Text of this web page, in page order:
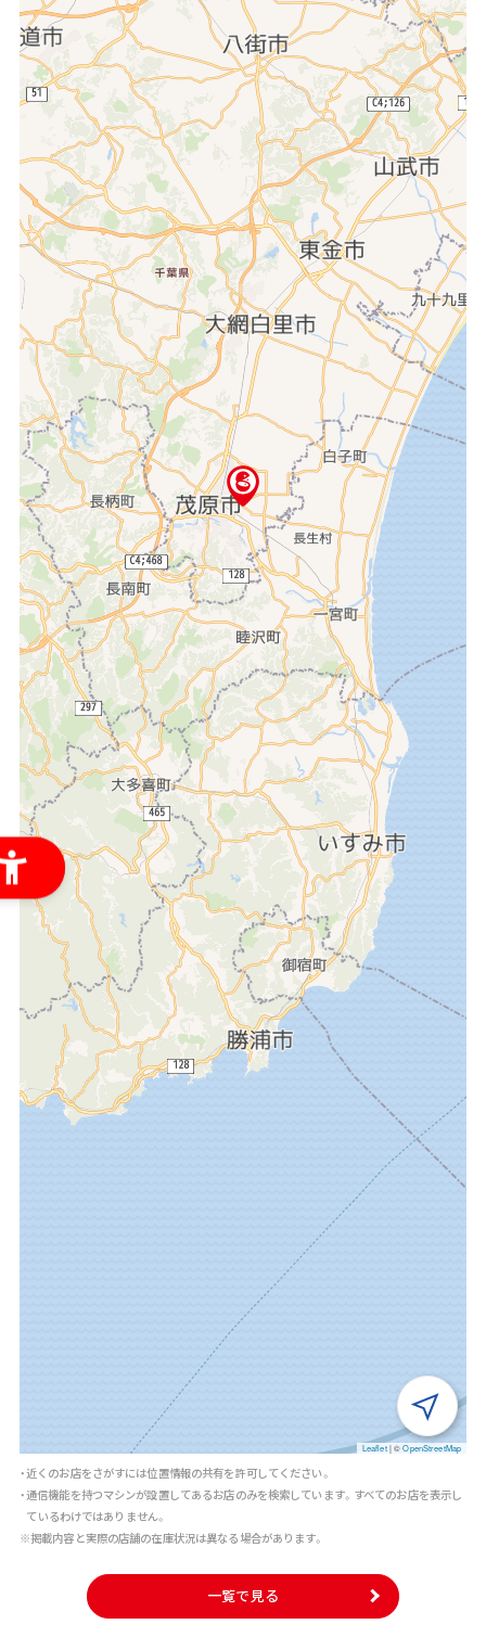
Leaflet |©OpenStreetMap
・近くのお店をさがすには位置情報の共有を許可してください。
・通信機能を持つマシンが設置してあるお店のみを検索しています。すべてのお店を表示し
ているわけではありません。
※掲載内容と実際の店舗の在庫状況は異なる場合があります。
一覧で見る